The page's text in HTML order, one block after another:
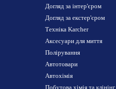
Догляд за інтер'єром
Догляд за екстер'єром
Техніка Karcher
Аксесуари для миття
Полірування
Автотовари
Автохімія
Побутова хімія та клінінг